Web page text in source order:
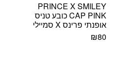
PRINCE X SMILEY
CAP PINK כובע טניס
אופנתי פרינס X סמיילי
₪80